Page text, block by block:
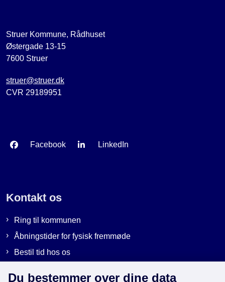
Struer Kommune, Rådhuset
Østergade 13-15
7600 Struer
struer@struer.dk
CVR 29189951
Facebook LinkedIn
Kontakt os
Ring til kommunen
Åbningstider for fysisk fremmøde
Bestil tid hos os
Du bestemmer over dine data